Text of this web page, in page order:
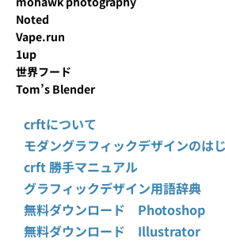
Noted
Vape.run
1up
世界フード
Tom’s Blender
crftについて
モダングラフィックデザインのは
crft 勝手マニュアル
グラフィックデザイン用語辞典
無料ダウンロード Photoshop
無料ダウンロード Illustrator